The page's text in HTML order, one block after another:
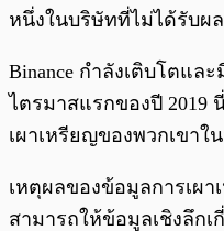
หนึ่งในบริษัทที่ไม่ได้รับผ
Binance กำลังเติบโตแล
ไตรมาสแรกของปี 2019
เผาเหรียญของพวกเขาใ
เหตุผลของข้อมูลการเผ
สามารถให้ข้อมูลเชิงลึกเ